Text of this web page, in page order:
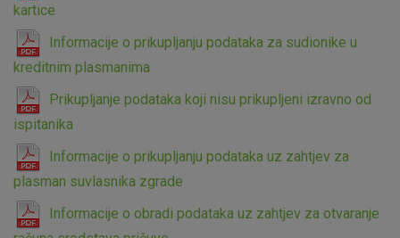
kartice
Informacije o prikupljanju podataka za sudionike u
kreditnim plasmanima
Prikupljanje podataka koji nisu prikupljeni izravno od
ispitanika
Informacije o prikupljanju podataka uz zahtjev za
plasman suvlasnika zgrade
Informacije o obradi podataka uz zahtjev za otvaranje